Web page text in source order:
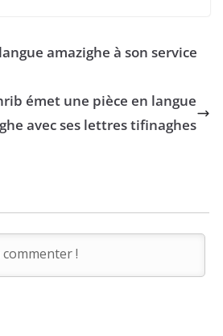
amazighe à son service
émet une pièce en langue
avec ses lettres tifinaghes